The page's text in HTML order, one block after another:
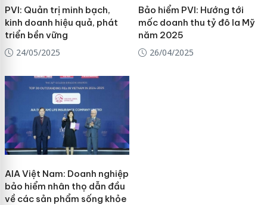
PVI: Quản trị minh bạch,
kinh doanh hiệu quả, phát
triển bền vững
24/05/2025
Bảo hiểm PVI: Hướng tới
mốc doanh thu tỷ đô la Mỹ
năm 2025
26/04/2025
AIA Việt Nam: Doanh nghiệp
bảo hiểm nhân thọ dẫn đầu
về các sản phẩm sống khỏe